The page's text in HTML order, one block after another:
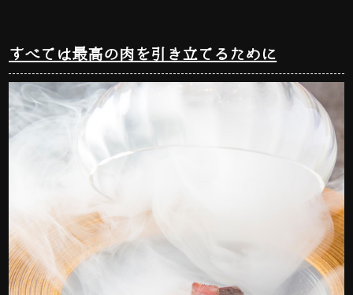
すべては最高の肉を引き立てるために